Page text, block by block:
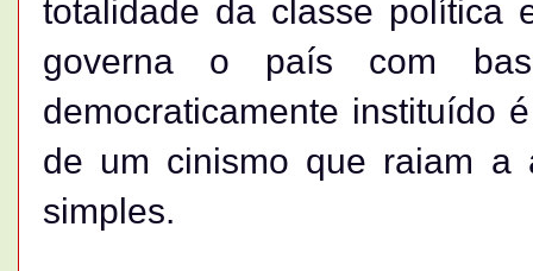
totalidade da classe política
governa o país com
democraticamente instituído
de um cinismo que raiam a
simples.